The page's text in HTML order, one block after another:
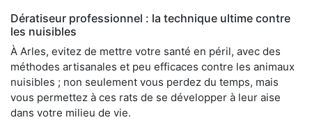
Dératiseur professionnel : la technique ultime contre
les nuisibles
À Arles, evitez de mettre votre santé en péril, avec des
méthodes artisanales et peu efficaces contre les animaux
nuisibles ; non seulement vous perdez du temps, mais
vous permettez à ces rats de se développer à leur aise
dans votre milieu de vie.